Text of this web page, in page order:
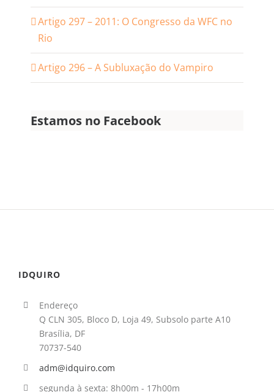
Artigo 297 – 2011: O Congresso da WFC no
Rio
Artigo 296 – A Subluxação do Vampiro
Estamos no Facebook
IDQUIRO
Endereço
Q CLN 305, Bloco D, Loja 49, Subsolo parte A10
Brasília, DF
70737-540
adm@idquiro.com
segunda à sexta: 8h00m - 17h00m